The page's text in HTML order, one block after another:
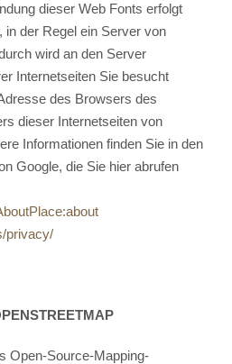
dieser Web Fonts erfolgt
in der Regel ein Server von
wird an den Server
Internetseiten Sie besucht
des Browsers des
dieser Internetseiten von
Informationen finden Sie in den
Google, die Sie hier abrufen
privacy/
Open-Source-Mapping-